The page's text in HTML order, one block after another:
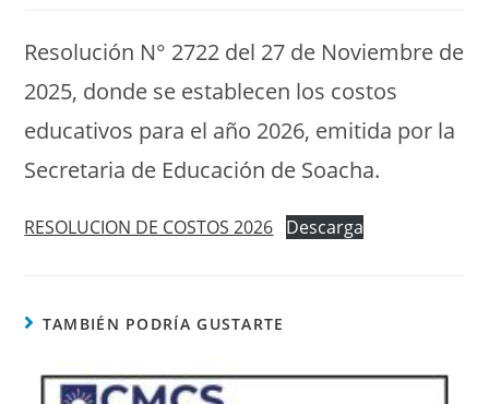
Resolución N° 2722 del 27 de Noviembre de
2025, donde se establecen los costos
educativos para el año 2026, emitida por la
Secretaria de Educación de Soacha.
RESOLUCION DE COSTOS 2026 Descarga
TAMBIÉN PODRÍA GUSTARTE